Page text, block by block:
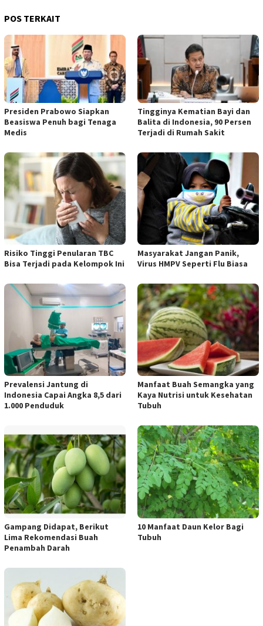
POS TERKAIT
Presiden Prabowo Siapkan
Beasiswa Penuh bagi Tenaga
Medis
Tingginya Kematian Bayi dan
Balita di Indonesia, 90 Persen
Terjadi di Rumah Sakit
Risiko Tinggi Penularan TBC
Bisa Terjadi pada Kelompok Ini
Masyarakat Jangan Panik,
Virus HMPV Seperti Flu Biasa
Prevalensi Jantung di
Indonesia Capai Angka 8,5 dari
1.000 Penduduk
Manfaat Buah Semangka yang
Kaya Nutrisi untuk Kesehatan
Tubuh
Gampang Didapat, Berikut
Lima Rekomendasi Buah
Penambah Darah
10 Manfaat Daun Kelor Bagi
Tubuh